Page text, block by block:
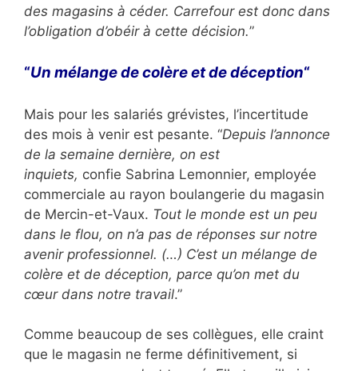
des magasins à céder. Carrefour est donc dans
l’obligation d’obéir à cette décision.”
“Un mélange de colère et de déception“
Mais pour les salariés grévistes, l’incertitude
des mois à venir est pesante. “Depuis l’annonce
de la semaine dernière, on est
inquiets, confie Sabrina Lemonnier, employée
commerciale au rayon boulangerie du magasin
de Mercin-et-Vaux. Tout le monde est un peu
dans le flou, on n’a pas de réponses sur notre
avenir professionnel. (…) C’est un mélange de
colère et de déception, parce qu’on met du
cœur dans notre travail.”
Comme beaucoup de ses collègues, elle craint
que le magasin ne ferme définitivement, si